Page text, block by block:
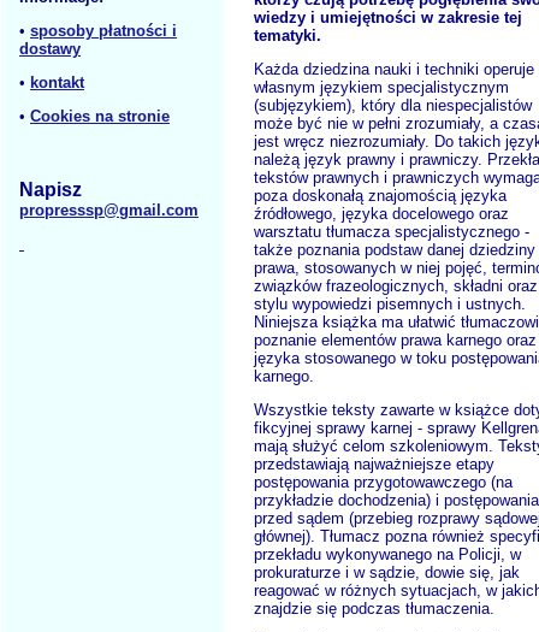
• sposoby płatności i
dostawy
• kontakt
• Cookies na stronie
Napisz
propresssp@gmail.com
wiedzy i umiejętności w zakresie tej
tematyki.
Każda dziedzina nauki i techniki operuje
własnym językiem specjalistycznym
(subjęzykiem), który dla niespecjalistów
może być nie w pełni zrozumiały, a
jest wręcz niezrozumiały. Do takich
należą język prawny i prawniczy.
tekstów prawnych i prawniczych
poza doskonałą znajomością języka
źródłowego, języka docelowego oraz
warsztatu tłumacza specjalistycznego -
także poznania podstaw danej dziedziny
prawa, stosowanych w niej pojęć,
związków frazeologicznych, składni oraz
stylu wypowiedzi pisemnych i ustnych.
Niniejsza książka ma ułatwić tłumaczowi
poznanie elementów prawa karnego oraz
języka stosowanego w toku
karnego.
Wszystkie teksty zawarte w książce
fikcyjnej sprawy karnej - sprawy
mają służyć celom szkoleniowym.
przedstawiają najważniejsze etapy
postępowania przygotowawczego (na
przykładzie dochodzenia) i postępowania
przed sądem (przebieg rozprawy
głównej). Tłumacz pozna również
przekładu wykonywanego na Policji, w
prokuraturze i w sądzie, dowie się, jak
reagować w różnych sytuacjach, w
znajdzie się podczas tłumaczenia.